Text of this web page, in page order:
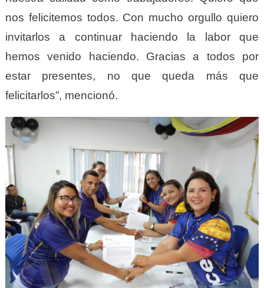
nos felicitemos todos. Con mucho orgullo quiero
invitarlos a continuar haciendo la labor que
hemos venido haciendo. Gracias a todos por
estar presentes, no que queda más que
felicitarlos”, mencionó.